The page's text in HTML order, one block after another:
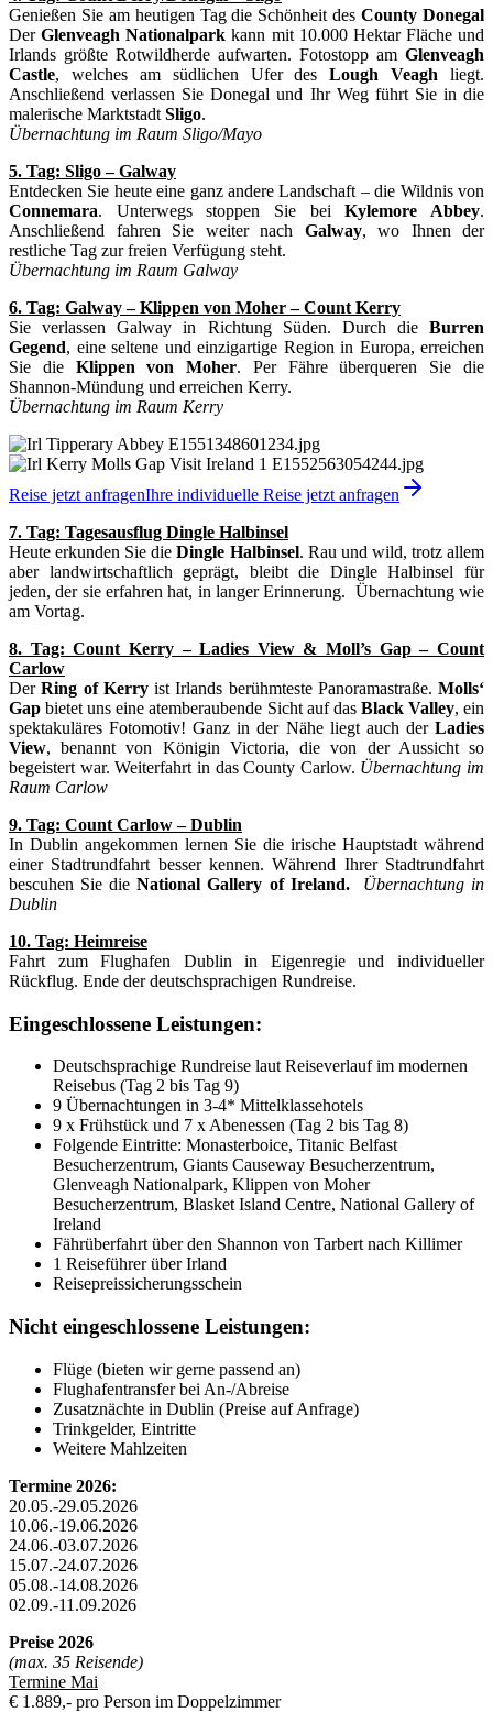
Genießen Sie am heutigen Tag die Schönheit desCounty Donegal
DerGlenveagh Nationalpark kann mit 10.000 Hektar Fläche und
Irlands größte Rotwildherde aufwarten. Fotostopp am Glenveagh
Castle, welches am südlichen Ufer desLough Veagh liegt.
Anschließend verlassen Sie Donegal und Ihr Weg führt Sie in die
malerische Marktstadt Sligo.
Übernachtung im Raum Sligo/Mayo
5. Tag: Sligo – Galway
Entdecken Sie heute eine ganz andere Landschaft – die Wildnis von
Connemara. Unterwegs stoppen Sie beiKylemore Abbey.
Anschließend fahren Sie weiter nach Galway, wo Ihnen der
restliche Tag zur freien Verfügung steht.
Übernachtung im Raum Galway
6. Tag: Galway – Klippen von Moher – Count Kerry
Sie verlassen Galway in Richtung Süden. Durch die Burren
Gegend, eine seltene und einzigartige Region in Europa, erreichen
Sie die Klippen von Moher. Per Fähre überqueren Sie die
Shannon-Mündung und erreichen Kerry.
Übernachtung im Raum Kerry
Reise jetzt anfragenIhre individuelle Reise jetzt anfragen
7. Tag: Tagesausflug Dingle Halbinsel
Heute erkunden Sie dieDingle Halbinsel. Rau und wild, trotz allem
aber landwirtschaftlich geprägt, bleibt die Dingle Halbinsel für
jeden, der sie erfahren hat, in langer Erinnerung. Übernachtung wie
am Vortag.
8. Tag: Count Kerry – Ladies View & Moll’s Gap – Count
Carlow
DerRing of Kerryist Irlands berühmteste Panoramastraße. Molls‘
Gap bietet uns eine atemberaubende Sicht auf das Black Valley, ein
spektakuläres Fotomotiv! Ganz in der Nähe liegt auch der Ladies
View, benannt von Königin Victoria, die von der Aussicht so
begeistert war. Weiterfahrt in das County Carlow. Übernachtung im
Raum Carlow
9. Tag: Count Carlow – Dublin
In Dublin angekommen lernen Sie die irische Hauptstadt während
einer Stadtrundfahrt besser kennen. Während Ihrer Stadtrundfahrt
bescuhen Sie dieNational Gallery of Ireland. Übernachtung in
Dublin
10. Tag: Heimreise
Fahrt zum Flughafen Dublin in Eigenregie und individueller
Rückflug. Ende der deutschsprachigen Rundreise.
Eingeschlossene Leistungen:
Deutschsprachige Rundreise laut Reiseverlauf im modernen
Reisebus (Tag 2 bis Tag 9)
9 Übernachtungen in 3-4* Mittelklassehotels
9 x Frühstück und 7 x Abenessen (Tag 2 bis Tag 8)
Folgende Eintritte: Monasterboice, Titanic Belfast
Besucherzentrum, Giants Causeway Besucherzentrum,
Glenveagh Nationalpark, Klippen von Moher
Besucherzentrum, Blasket Island Centre, National Gallery of
Ireland
Fährüberfahrt über den Shannon von Tarbert nach Killimer
1 Reiseführer über Irland
Reisepreissicherungsschein
Nicht eingeschlossene Leistungen:
Flüge (bieten wir gerne passend an)
Flughafentransfer bei An-/Abreise
Zusatznächte in Dublin (Preise auf Anfrage)
Trinkgelder, Eintritte
Weitere Mahlzeiten
Termine 2026:
20.05.-29.05.2026
10.06.-19.06.2026
24.06.-03.07.2026
15.07.-24.07.2026
05.08.-14.08.2026
02.09.-11.09.2026
Preise 2026
(max. 35 Reisende)
Termine Mai
€ 1.889,- pro Person im Doppelzimmer